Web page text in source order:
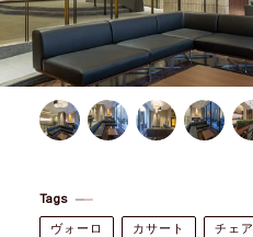
Tags
ヴォーロ カサート チェア